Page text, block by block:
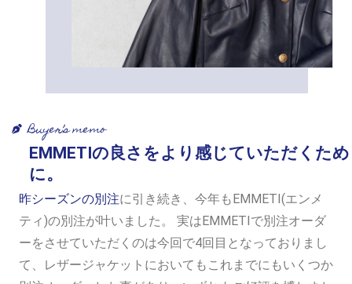
Buyer’s memo
EMMETIの良さをより感じていただくため
に。
昨シーズンの別注に引き続き、今年もEMMETI(エンメ
ティ)の別注が叶いました。 実はEMMETIで別注オーダ
ーをさせていただくのは今回で4回目となっておりまし
て、レザージャケットにおいてもこれまでにもいくつか